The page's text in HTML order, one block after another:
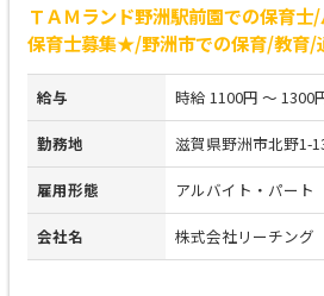
ＴＡＭランド野洲駅前園での保育
保育士募集★/野洲市での保育/教育
給与 時給 1100円 ～ 1300
勤務地 滋賀県野洲市北野1-
雇用形態 アルバイト・パート
会社名 株式会社リーチング